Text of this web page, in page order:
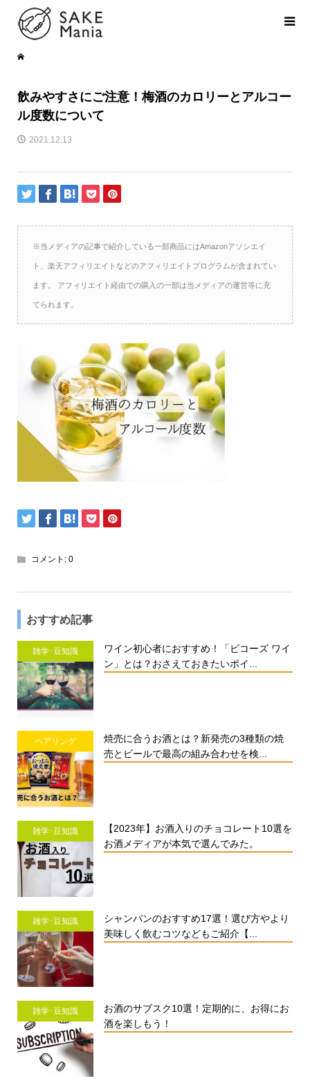
飲みやすさにご注意！梅酒のカロリーとアルコー
ル度数について
2021.12.13
※当メディアの記事で紹介している一部商品にはAmazonアソシエイ
ト、楽天アフィリエイトなどのアフィリエイトプログラムが含まれてい
ます。 アフィリエイト経由での購入の一部は当メディアの運営等に充
てられます。
コメント: 0
おすすめ記事
雑学･豆知識
ワイン初心者におすすめ！「ビコーズ ワイ
ン」とは？おさえておきたいポイ...
ペアリング
焼売に合うお酒とは？新発売の3種類の焼
売とビールで最高の組み合わせを検...
雑学･豆知識
【2023年】お酒入りのチョコレート10選を
お酒メディアが本気で選んでみた。
雑学･豆知識
シャンパンのおすすめ17選！選び方やより
美味しく飲むコツなどもご紹介【...
雑学･豆知識
お酒のサブスク10選！定期的に、お得にお
酒を楽しもう！